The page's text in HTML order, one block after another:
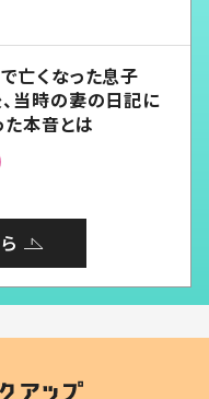
亡くなった息子
当時の妻の日記に
本音とは